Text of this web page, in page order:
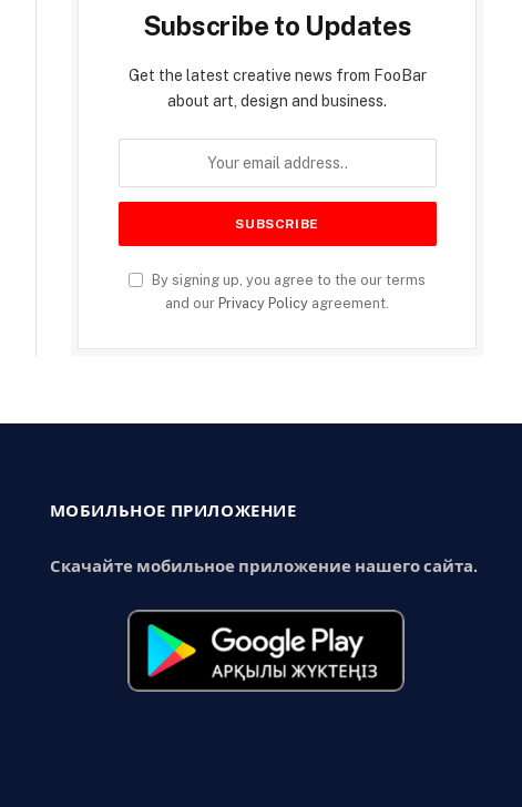
Subscribe to Updates
Get the latest creative news from FooBar
about art, design and business.
By signing up, you agree to the our terms
and our Privacy Policy agreement.
МОБИЛЬНОЕ ПРИЛОЖЕНИЕ
Скачайте мобильное приложение нашего сайта.